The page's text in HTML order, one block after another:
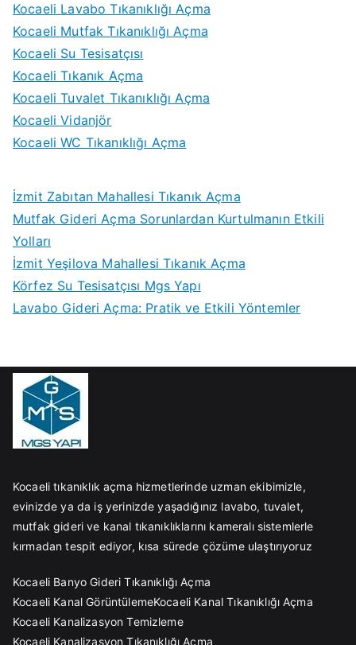
Kocaeli Lavabo Tıkanıklığı Açma
Kocaeli Mutfak Tıkanıklığı Açma
Kocaeli Su Tesisatçısı
Kocaeli Tıkanık Açma
Kocaeli Tuvalet Tıkanıklığı Açma
Kocaeli Vidanjör
Kocaeli WC Tıkanıklığı Açma
İzmit Zabıtan Mahallesi Tıkanık Açma
Mutfak Gideri Açma Sorunlardan Kurtulmanın Etkili
Yolları
İzmit Yeşilova Mahallesi Tıkanık Açma
Körfez Su Tesisatçısı Mgs Yapı
Lavabo Gideri Açma: Pratik ve Etkili Yöntemler
Kocaeli tıkanıklık açma hizmetlerinde uzman ekibimizle,
evinizde ya da iş yerinizde yaşadığınız lavabo, tuvalet,
mutfak gideri ve kanal tıkanıklıklarını kameralı sistemlerle
kırmadan tespit ediyor, kısa sürede çözüme ulaştırıyoruz
Kocaeli Banyo Gideri Tıkanıklığı Açma
Kocaeli Kanal GörüntülemeKocaeli Kanal Tıkanıklığı Açma
Kocaeli Kanalizasyon Temizleme
Kocaeli Kanalizasyon Tıkanıklığı Açma